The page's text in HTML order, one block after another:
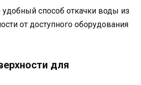
способ откачки воды из
от доступного оборудования
для